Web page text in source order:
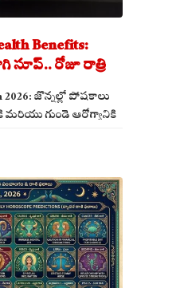
Benefits:
సూప్.. రోజూ రాత్రి
2026: జొన్నల్లో పోషకాలు
మరియు గుండె ఆరోగ్యానికి